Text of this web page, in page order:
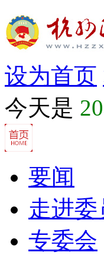
设为首页
今天是
要闻
走进委
专委会